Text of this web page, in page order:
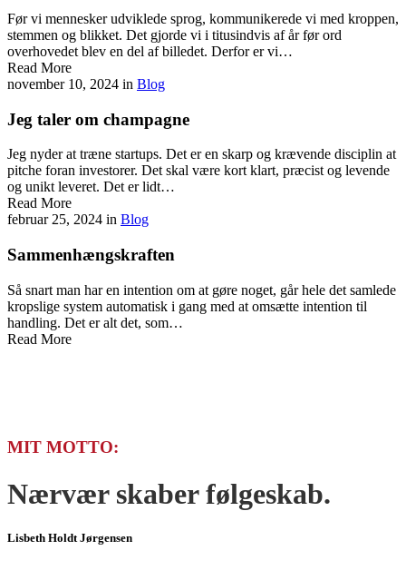
Før vi mennesker udviklede sprog, kommunikerede vi med kroppen,
stemmen og blikket. Det gjorde vi i titusindvis af år før ord
overhovedet blev en del af billedet. Derfor er vi…
Read More
november 10, 2024 in Blog
Jeg taler om champagne
Jeg nyder at træne startups. Det er en skarp og krævende disciplin at
pitche foran investorer. Det skal være kort klart, præcist og levende
og unikt leveret. Det er lidt…
Read More
februar 25, 2024 in Blog
Sammenhængskraften
Så snart man har en intention om at gøre noget, går hele det samlede
kropslige system automatisk i gang med at omsætte intention til
handling. Det er alt det, som…
Read More
MIT MOTTO:
Nærvær skaber følgeskab.
Lisbeth Holdt Jørgensen